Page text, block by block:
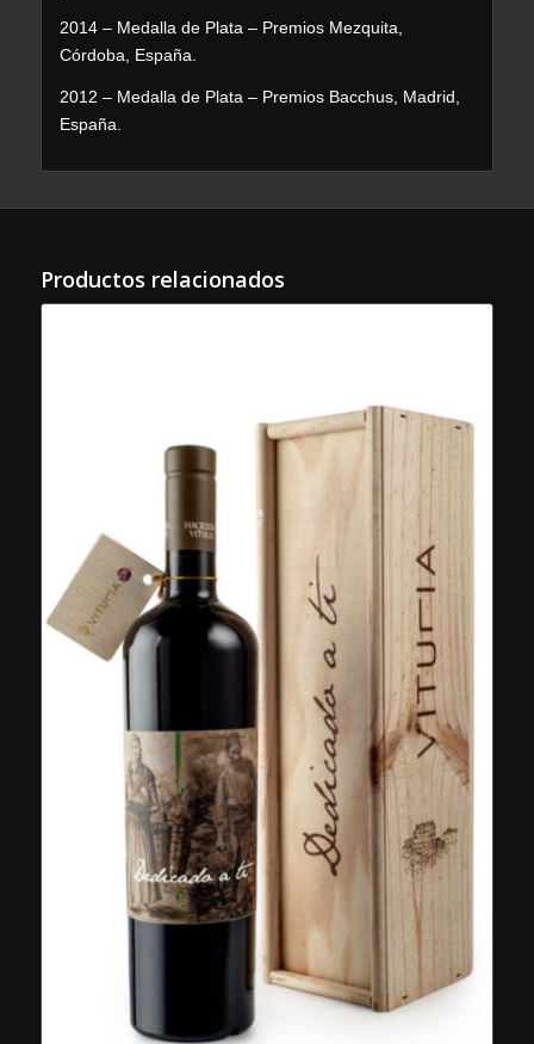
2014 – Medalla de Plata – Premios Mezquita,
Córdoba, España.
2012 – Medalla de Plata – Premios Bacchus, Madrid,
España.
Productos relacionados